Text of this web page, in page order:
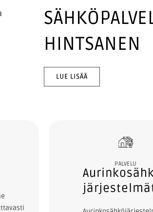
Töissämme
standardeja ja
HINTSANEN
LUE LISÄÄ
PALVELU